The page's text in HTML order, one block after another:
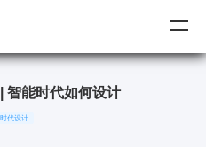
智能时代如何设计
代设计